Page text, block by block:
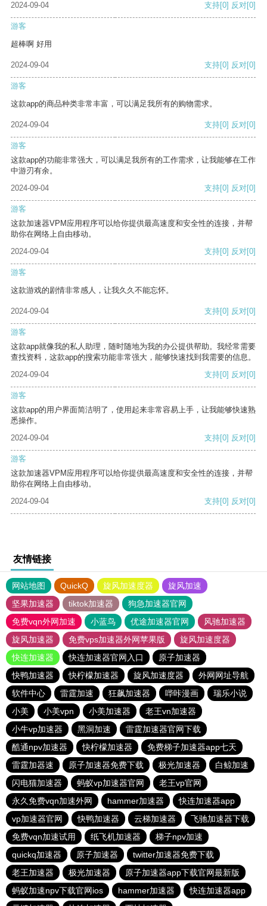
2024-09-04
支持[0] 反对[0]
游客
超棒啊 好用
2024-09-04 支持[0] 反对[0]
游客
这款app的商品种类非常丰富，可以满足我所有的购物需求。
2024-09-04 支持[0] 反对[0]
游客
这款app的功能非常强大，可以满足我所有的工作需求，让我能够在工作
中游刃有余。
2024-09-04
支持[0] 反对[0]
游客
这款加速器VPM应用程序可以给你提供最高速度和安全性的连接，并帮
助你在网络上自由移动。
2024-09-04
支持[0] 反对[0]
游客
这款游戏的剧情非常感人，让我久久不能忘怀。
2024-09-04 支持[0] 反对[0]
游客
这款app就像我的私人助理，随时随地为我的办公提供帮助。我经常需要
查找资料，这款app的搜索功能非常强大，能够快速找到我需要的信息。
2024-09-04
支持[0] 反对[0]
游客
这款app的用户界面简洁明了，使用起来非常容易上手，让我能够快速熟
悉操作。
2024-09-04
支持[0] 反对[0]
游客
这款加速器VPM应用程序可以给你提供最高速度和安全性的连接，并帮
助你在网络上自由移动。
2024-09-04
支持[0] 反对[0]
友情链接
网站地图 QuickQ 旋风加速度器
旋风加速
坚果加速器
tiktok加速器
狗急加速器官网
免费vqn外网加速
小蓝鸟 优途加速器官网
风驰加速器
旋风加速器
免费vps加速器外网苹果版
旋风加速度器
快连加速器
快连加速器官网入口
原子加速器
快鸭加速器
快柠檬加速器 旋风加速度器
外网网址导航
软件中心
雷霆加速 狂飙加速器 哔咔漫画
瑞乐小说
小美
小美vpn 小美加速器
老王vn加速器
小牛vp加速器
黑洞加速
雷霆加速器官网下载
酷通npv加速器
快柠檬加速器
免费梯子加速器app七天
雷霆加器速
原子加速器免费下载 极光加速器
白鲸加速
闪电猫加速器
蚂蚁vp加速器官网
老王vp官网
永久免费vqn加速外网
hammer加速器
快连加速器app
vp加速器官网
快鸭加速器 云梯加速器
飞驰加速器下载
免费vqn加速试用
纸飞机加速器
梯子npv加速
quickq加速器
原子加速器
twitter加速器免费下载
老王加速器
极光加速器
原子加速器app下载官网最新版
蚂蚁加速npv下载官网ios
hammer加速器
快连加速器app